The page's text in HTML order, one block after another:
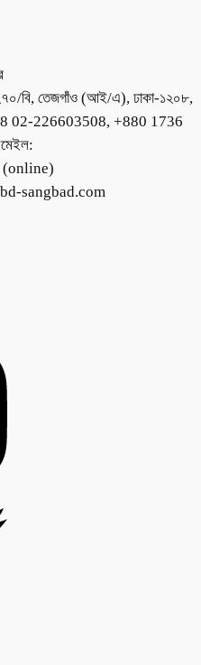
২৭০/বি, তেজগাঁও (আই/এ), ঢাকা-১২০৮,
02-226603508, +880 1736
(online)
sangbad.com